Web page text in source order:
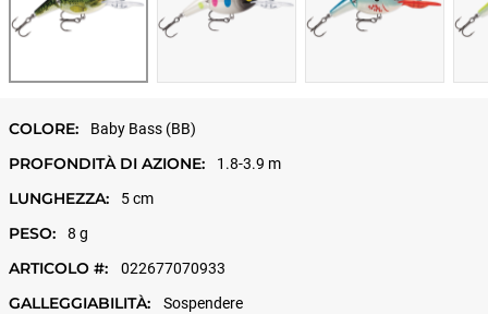
COLORE: Baby Bass (BB)
PROFONDITÀ DI AZIONE: 1.8-3.9 m
LUNGHEZZA: 5 cm
PESO: 8 g
ARTICOLO #: 022677070933
GALLEGGIABILITÀ: Sospendere